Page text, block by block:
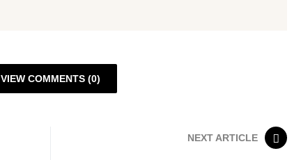
VIEW COMMENTS (0)
NEXT ARTICLE